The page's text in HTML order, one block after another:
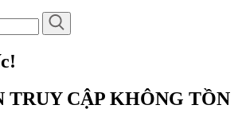
TRUY CẬP KHÔNG TỒN